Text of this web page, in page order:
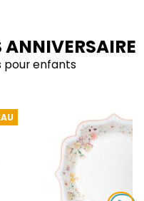
ANNIVERSAIRE
pour enfants